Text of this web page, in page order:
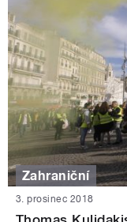
Zahraniční
3. prosinec 2018